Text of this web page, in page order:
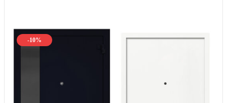
-10%